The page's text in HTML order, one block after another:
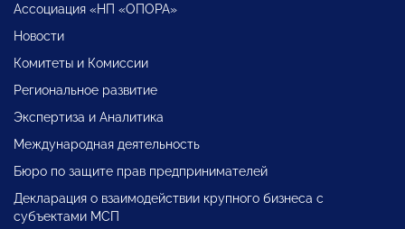
Ассоциация «НП «ОПОРА»
Новости
Комитеты и Комиссии
Региональное развитие
Экспертиза и Аналитика
Международная деятельность
Бюро по защите прав предпринимателей
Декларация о взаимодействии крупного бизнеса с
субъектами МСП